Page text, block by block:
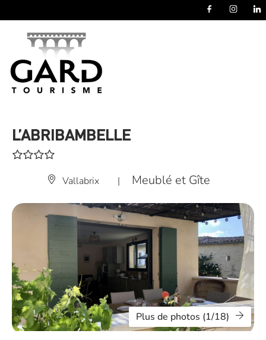
L’ABRIBAMBELLE
Vallabrix | Meublé et Gîte
Plus de photos (1/18)